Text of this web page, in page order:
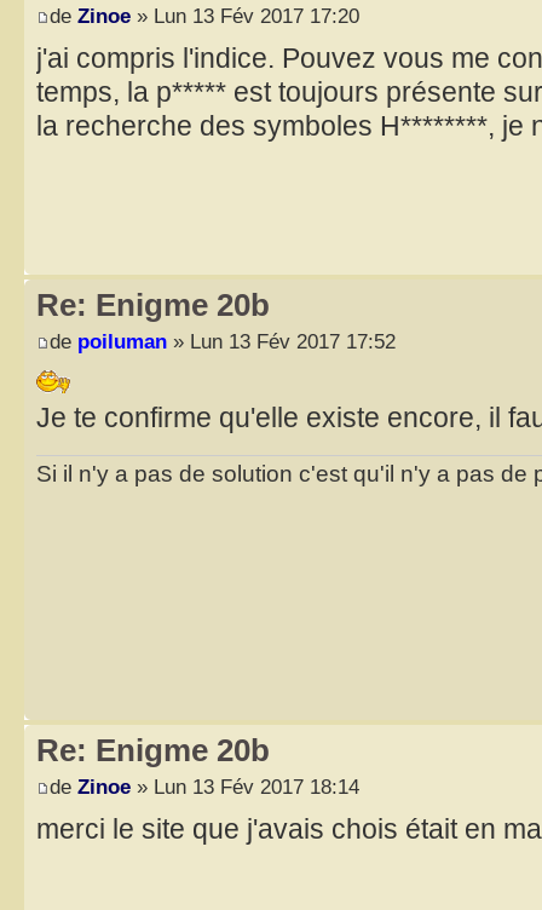
de Zinoe » Lun 13 Fév 2017 17:20
j'ai compris l'indice. Pouvez vous me
temps, la p***** est toujours présente
la recherche des symboles H********, je
Re: Enigme 20b
de poiluman » Lun 13 Fév 2017 17:52
Je te confirme qu'elle existe encore, il
Si il n'y a pas de solution c'est qu'il n'y a pas de
Re: Enigme 20b
de Zinoe » Lun 13 Fév 2017 18:14
merci le site que j'avais chois était en